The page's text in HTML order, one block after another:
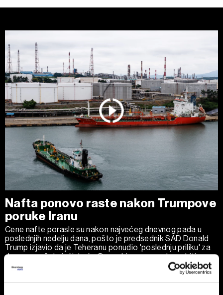
Nafta ponovo raste nakon Trumpove
poruke Iranu
Cene nafte porasle su nakon najvećeg dnevnog pada u
poslednjih nedelju dana, pošto je predsednik SAD Donald
Trump izjavio da je Teheranu ponudio 'poslednju priliku' za
dogovor, očekujući da će Ormuski moreuz uskoro biti
potpuno otvoren za plovidbu.